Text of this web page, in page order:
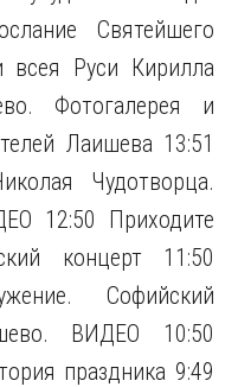
Святейшего
всея Руси Кирилла
Фотогалерея и
Лаишева 13:51
Чудотворца.
12:50 Приходите
концерт 11:50
Софийский
ВИДЕО 10:50
праздника 9:49